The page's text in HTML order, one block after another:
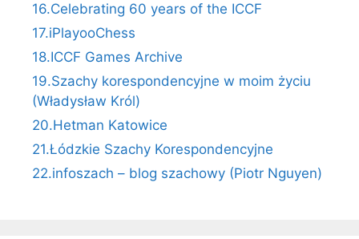
16.Celebrating 60 years of the ICCF
17.iPlayooChess
18.ICCF Games Archive
19.Szachy korespondencyjne w moim życiu
(Władysław Król)
20.Hetman Katowice
21.Łódzkie Szachy Korespondencyjne
22.infoszach – blog szachowy (Piotr Nguyen)